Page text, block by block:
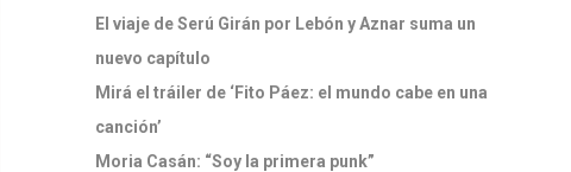
El viaje de Serú Girán por Lebón y Aznar suma un
nuevo capítulo
Mirá el tráiler de ‘Fito Páez: el mundo cabe en una
canción’
Moria Casán: “Soy la primera punk”